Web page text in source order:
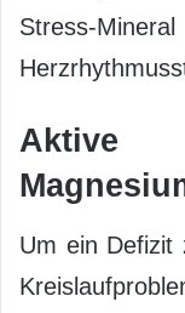
Stress-
Aktive
Um ein Defizit